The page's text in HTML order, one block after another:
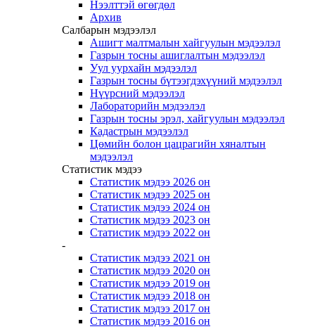
Нээлттэй өгөгдөл
Архив
Салбарын мэдээлэл
Ашигт малтмалын хайгуулын мэдээлэл
Газрын тосны ашиглалтын мэдээлэл
Уул уурхайн мэдээлэл
Газрын тосны бүтээгдэхүүний мэдээлэл
Нүүрсний мэдээлэл
Лабораторийн мэдээлэл
Газрын тосны эрэл, хайгуулын мэдээлэл
Кадастрын мэдээлэл
Цөмийн болон цацрагийн хяналтын
мэдээлэл
Статистик мэдээ
Статистик мэдээ 2026 он
Статистик мэдээ 2025 он
Статистик мэдээ 2024 он
Статистик мэдээ 2023 он
Статистик мэдээ 2022 он
-
Статистик мэдээ 2021 он
Статистик мэдээ 2020 он
Статистик мэдээ 2019 он
Статистик мэдээ 2018 он
Статистик мэдээ 2017 он
Статистик мэдээ 2016 он